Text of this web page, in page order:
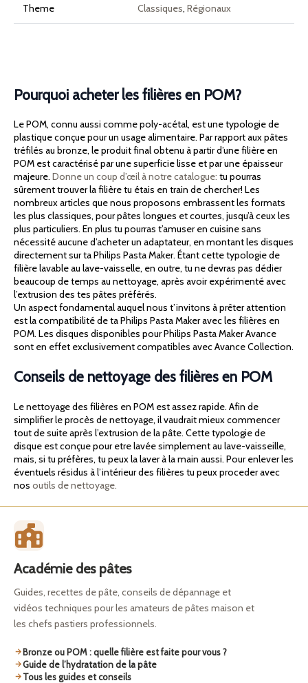
Theme Classiques, Régionaux
Pourquoi acheter les filières en POM?
Le POM, connu aussi comme poly-acétal, est une typologie de
plastique conçue pour un usage alimentaire. Par rapport aux pâtes
tréfilés au bronze, le produit final obtenu à partir d’une filière en
POM est caractérisé par une superficie lisse et par une épaisseur
majeure. Donne un coup d’œil à notre catalogue: tu pourras
sûrement trouver la filière tu étais en train de chercher! Les
nombreux articles que nous proposons embrassent les formats
les plus classiques, pour pâtes longues et courtes, jusqu’à ceux les
plus particuliers. En plus tu pourras t’amuser en cuisine sans
nécessité aucune d’acheter un adaptateur, en montant les disques
directement sur ta Philips Pasta Maker. Étant cette typologie de
filière lavable au lave-vaisselle, en outre, tu ne devras pas dédier
beaucoup de temps au nettoyage, après avoir expérimenté avec
l’extrusion des tes pâtes préférés.
Un aspect fondamental auquel nous t’invitons à prêter attention
est la compatibilité de ta Philips Pasta Maker avec les filières en
POM. Les disques disponibles pour Philips Pasta Maker Avance
sont en effet exclusivement compatibles avec Avance Collection.
Conseils de nettoyage des filières en POM
Le nettoyage des filières en POM est assez rapide. Afin de
simplifier le procès de nettoyage, il vaudrait mieux commencer
tout de suite après l’extrusion de la pâte. Cette typologie de
disque est conçue pour etre lavée simplement au lave-vaisseille,
mais, si tu préfères, tu peux la laver à la main aussi. Pour enlever les
éventuels résidus à l’intérieur des filières tu peux proceder avec
nos outils de nettoyage.
Académie des pâtes
Guides, recettes de pâte, conseils de dépannage et
vidéos techniques pour les amateurs de pâtes maison et
les chefs pastiers professionnels.
Bronze ou POM : quelle filière est faite pour vous ?
Guide de l’hydratation de la pâte
Tous les guides et conseils